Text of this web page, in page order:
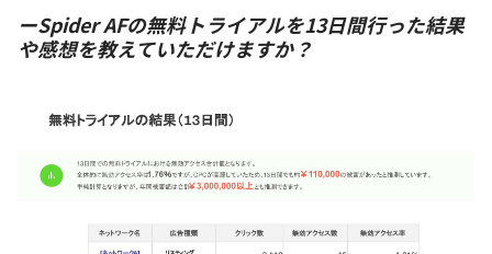
ーSpider AFの無料トライアルを13日間行った結果
や感想を教えていただけますか？